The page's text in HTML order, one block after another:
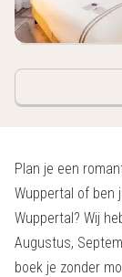
Plan je een
Wuppertal of ben
Wuppertal? Wij
Augustus,
boek je zonder